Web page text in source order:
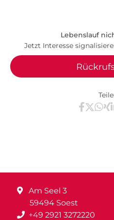
Lebenslauf
Jetzt Interesse
Teilen via
Teilen
Am Seel 3
59494 Soest
+49 2921 3272220